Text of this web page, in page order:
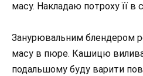
масу. Накладаю потроху її в
Занурювальним блендером
масу в пюре. Кашицю
подальшому буду варити